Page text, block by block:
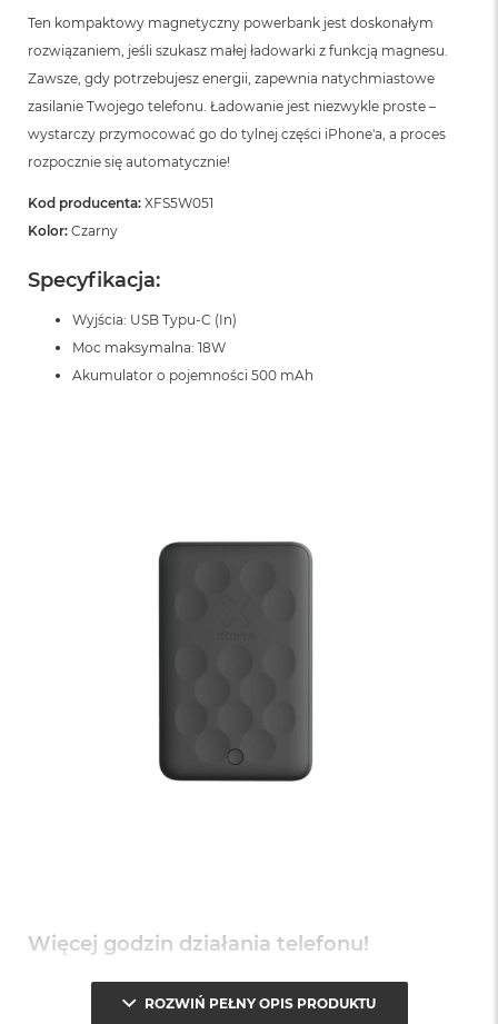
Ten kompaktowy magnetyczny powerbank jest doskonałym
rozwiązaniem, jeśli szukasz małej ładowarki z funkcją magnesu.
Zawsze, gdy potrzebujesz energii, zapewnia natychmiastowe
zasilanie Twojego telefonu. Ładowanie jest niezwykle proste –
wystarczy przymocować go do tylnej części iPhone'a, a proces
rozpocznie się automatycznie!
Kod producenta: XFS5W051
Kolor: Czarny
Specyfikacja:
Wyjścia: USB Typu-C (In)
Moc maksymalna: 18W
Akumulator o pojemności 500 mAh
Więcej godzin działania telefonu!
Potężna, a jednocześnie bardzo kompaktowa bateria o
pojemności 5.000 mAh dodaje wiele godzin rozmów,
ROZWIŃ PEŁNY OPIS PRODUKTU